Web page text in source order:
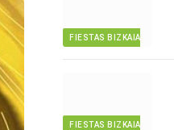
FIESTAS BIZKAIA
FIESTAS BIZKAIA